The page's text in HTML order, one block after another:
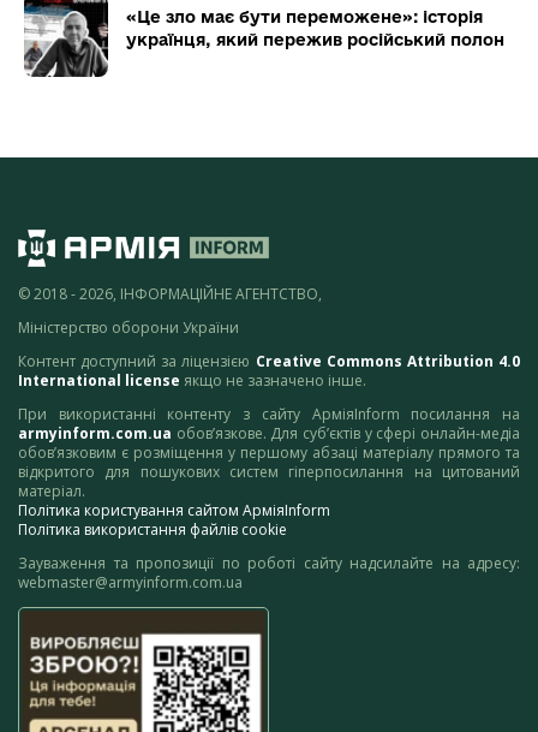
«Це зло має бути переможене»: історія
українця, який пережив російський полон
© 2018 - 2026, ІНФОРМАЦІЙНЕ АГЕНТСТВО,
Міністерство оборони України
Контент доступний за ліцензією Creative Commons Attribution 4.0
International license якщо не зазначено інше.
При використанні контенту з сайту АрміяInform посилання на
armyinform.com.ua обов’язкове. Для суб’єктів у сфері онлайн-медіа
обов’язковим є розміщення у першому абзаці матеріалу прямого та
відкритого для пошукових систем гіперпосилання на цитований
матеріал.
Політика користування сайтом АрміяInform
Політика використання файлів cookie
Зауваження та пропозиції по роботі сайту надсилайте на адресу:
webmaster@armyinform.com.ua